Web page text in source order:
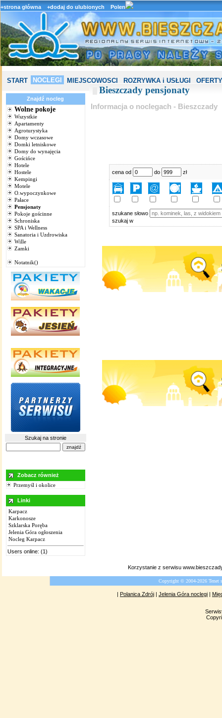
+strona główna +dodaj do ulubionych Polen
START NOCLEGI MIEJSCOWOSCI ROZRYWKA i USŁUGI
Znajdź nocleg
Wolne pokoje
Wszystkie
Apartamenty
Agroturystyka
Domy wczasowe
Domki letniskowe
Domy do wynajęcia
Gościńce
Hotele
Hostele
Kempingi
Motele
O.wypoczynkowe
Pałace
Pensjonaty
Pokoje gościnne
Schroniska
SPA i Wellness
Sanatoria i Uzdrowiska
Wille
Zamki
Notatnik()
Szukaj na stronie
Zobacz również
Przemyśl i okolice
Linki
Karpacz
Karkonosze
Szklarska Poręba
Jelenia Góra ogłoszenia
Nocleg Karpacz
Users online: (1)
Bieszczady pensjonaty
Informacja o noclegach - Bieszczady
cena od do zł
szukane słowo
szukaj w
Korzystanie z serwisu
Copyright © 2004-2026
| Polanica Zdrój | Jelenia Góra noclegi |